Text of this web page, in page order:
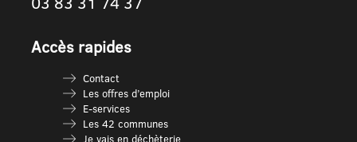
Accès rapides
Contact
Les offres d’emploi
E-services
Les 42 communes
Je vais en déchèterie